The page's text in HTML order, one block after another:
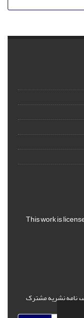
This work is
نشریه مشترک